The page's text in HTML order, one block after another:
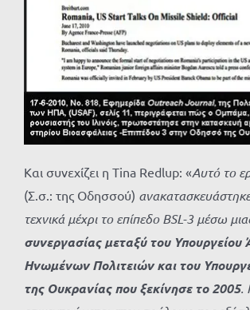
Και συνεχίζει η Tina Redlup: «Αυτό το
(Σ.σ.: της Οδησσού)
τεχνικά μέχρι το επίπεδο BSL-3 μέσω
συνεργασίας μεταξύ του
Ηνωμένων Πολιτειών και του
της Ουκρανίας που ξεκίνησε το 2005.